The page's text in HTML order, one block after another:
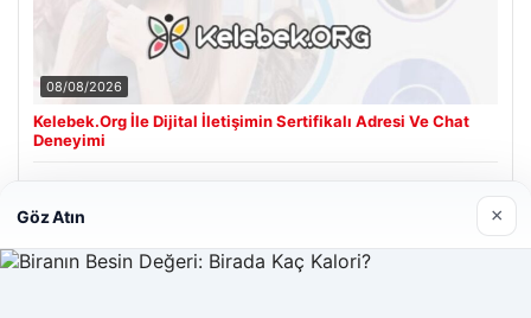
08/08/2026
Kelebek.Org İle Dijital İletişimin Sertifikalı Adresi Ve Chat
Deneyimi
Göz Atın ×